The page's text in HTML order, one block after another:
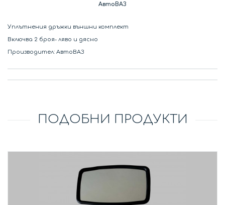
АвтоВАЗ
Уплътнения дръжки външни комплект
Включва 2 броя- ляво и дясно
Производител: АвтоВАЗ
ПОДОБНИ ПРОДУКТИ